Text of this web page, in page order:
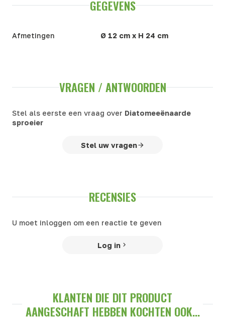
GEGEVENS
Afmetingen Ø 12 cm x H 24 cm
VRAGEN / ANTWOORDEN
Stel als eerste een vraag over Diatomeeënaarde
sproeier
Stel uw vragen
RECENSIES
U moet inloggen om een reactie te geven
Log in
KLANTEN DIE DIT PRODUCT
AANGESCHAFT HEBBEN KOCHTEN OOK...